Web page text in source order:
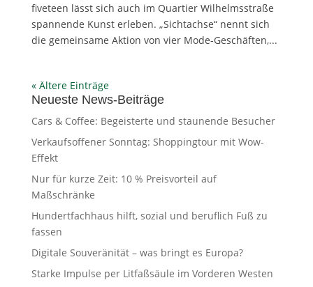
fiveteen lässt sich auch im Quartier Wilhelmsstraße
spannende Kunst erleben. „Sichtachse“ nennt sich
die gemeinsame Aktion von vier Mode-Geschäften,...
« Ältere Einträge
Neueste News-Beiträge
Cars & Coffee: Begeisterte und staunende Besucher
Verkaufsoffener Sonntag: Shoppingtour mit Wow-
Effekt
Nur für kurze Zeit: 10 % Preisvorteil auf
Maßschränke
Hundertfachhaus hilft, sozial und beruflich Fuß zu
fassen
Digitale Souveränität – was bringt es Europa?
Starke Impulse per Litfaßsäule im Vorderen Westen